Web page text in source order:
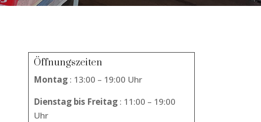
Öffnungszeiten
Montag: 13:00 – 19:00 Uhr
Dienstag bis Freitag: 11:00 – 19:00
Uhr